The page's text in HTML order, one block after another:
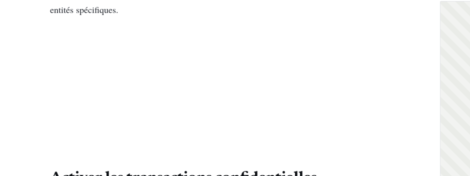
entités spécifiques.